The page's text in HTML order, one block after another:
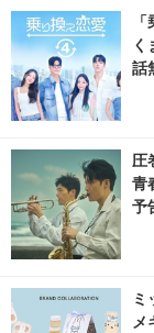
acafe.net
く
話
圧
青
予
ミ
メ